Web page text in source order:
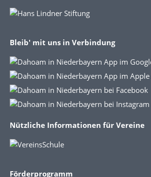
Bleib' mit uns in Verbindung
Nützliche Informationen für Vereine
Förderprogramm